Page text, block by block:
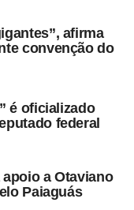
afirma
convenção do
é oficializado
federal
a Otaviano
Paiaguás